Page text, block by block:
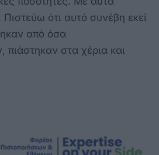
ότι αυτό συνέβη εκεί
από όσα
στα χέρια και